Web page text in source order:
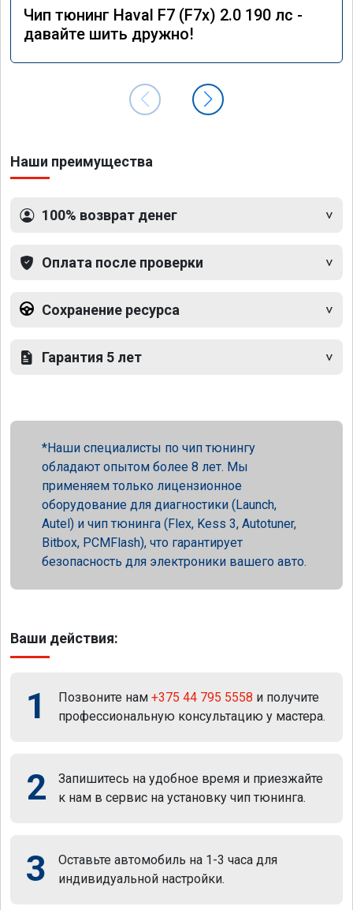
Чип тюнинг Haval F7 (F7x) 2.0 190 лс -
давайте шить дружно!
Наши преимущества
100% возврат денег
Оплата после проверки
Сохранение ресурса
Гарантия 5 лет
Наши специалисты по чип тюнингу
обладают опытом более 8 лет. Мы
применяем только лицензионное
оборудование для диагностики (Launch,
Autel) и чип тюнинга (Flex, Kess 3, Autotuner,
Bitbox, PCMFlash), что гарантирует
безопасность для электроники вашего авто.
Ваши действия:
1 Позвоните нам +375 44 795 5558 и получите
профессиональную консультацию у мастера.
2
Запишитесь на удобное время и приезжайте
к нам в сервис на установку чип тюнинга.
3
Оставьте автомобиль на 1-3 часа для
индивидуальной настройки.